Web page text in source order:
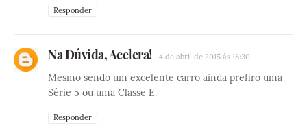
Responder
Na Dúvida, Acelera! 4 de abril de 2015 às 18:30
Mesmo sendo um excelente carro ainda prefiro uma
Série 5 ou uma Classe E.
Responder